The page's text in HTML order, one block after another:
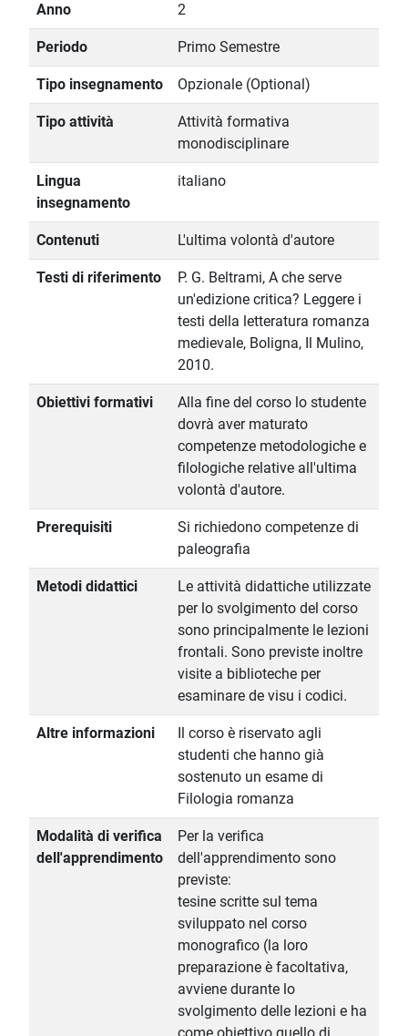
Anno 2
Periodo Primo Semestre
Tipo insegnamento Opzionale (Optional)
Tipo attività
Attività formativa
monodisciplinare
Lingua
insegnamento
italiano
Contenuti L'ultima volontà d'autore
Testi di riferimento
P. G. Beltrami, A che serve
un'edizione critica? Leggere i
testi della letteratura romanza
medievale, Boligna, Il Mulino,
2010.
Obiettivi formativi
Alla fine del corso lo studente
dovrà aver maturato
competenze metodologiche e
filologiche relative all'ultima
volontà d'autore.
Prerequisiti
Si richiedono competenze di
paleografia
Metodi didattici
Le attività didattiche utilizzate
per lo svolgimento del corso
sono principalmente le lezioni
frontali. Sono previste inoltre
visite a biblioteche per
esaminare de visu i codici.
Altre informazioni
Il corso è riservato agli
studenti che hanno già
sostenuto un esame di
Filologia romanza
Modalità di verifica
dell'apprendimento
Per la verifica
dell'apprendimento sono
previste:
tesine scritte sul tema
sviluppato nel corso
monografico (la loro
preparazione è facoltativa,
avviene durante lo
svolgimento delle lezioni e ha